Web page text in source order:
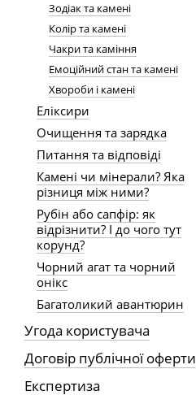
Зодіак та камені
Колір та камені
Чакри та каміння
Емоційний стан та камені
Хвороби і камені
Еліксири
Очищення та зарядка
Питання та відповіді
Камені чи мінерали? Яка
різниця між ними?
Рубін або сапфір: як
відрізнити? І до чого тут
корунд?
Чорний агат та чорний
онікс
Багатоликий авантюрин
Угода користувача
Договір публічної оферти
Експертиза